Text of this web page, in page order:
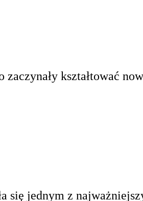
kształtować
się jednym z